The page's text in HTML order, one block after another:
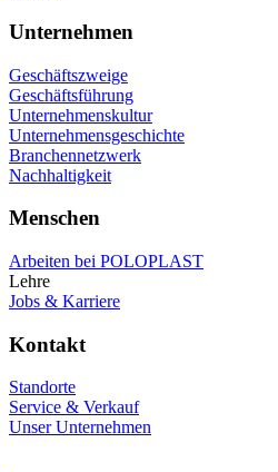
Unternehmen
Geschäftszweige
Geschäftsführung
Unternehmenskultur
Unternehmensgeschichte
Branchennetzwerk
Nachhaltigkeit
Menschen
Arbeiten bei POLOPLAST
Lehre
Jobs & Karriere
Kontakt
Standorte
Service & Verkauf
Unser Unternehmen